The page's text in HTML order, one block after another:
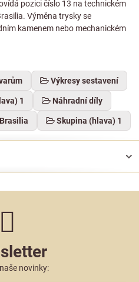
pozici číslo 13 na technickém
Výměna trysky se
kamenem nebo mechanickém
Výkresy sestavení
1 Náhradní díly
Brasilia Skupina (hlava) 1
novinky: